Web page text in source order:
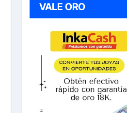
VALE ORO